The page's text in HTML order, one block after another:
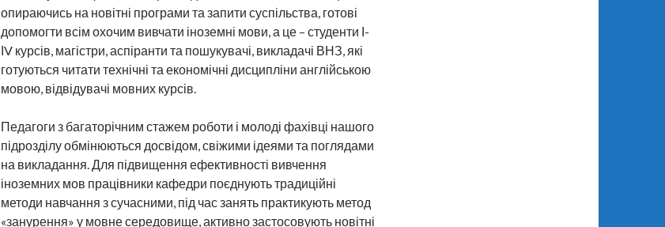
опираючись на новітні програми та запити суспільства, готові
допомогти всім охочим вивчати іноземні мови, а це – студенти І-
ІV курсів, магістри, аспіранти та пошукувачі, викладачі ВНЗ, які
готуються читати технічні та економічні дисципліни англійською
мовою, відвідувачі мовних курсів.
Педагоги з багаторічним стажем роботи і молоді фахівці нашого
підрозділу обмінюються досвідом, свіжими ідеями та поглядами
на викладання. Для підвищення ефективності вивчення
іноземних мов працівники кафедри поєднують традиційні
методи навчання з сучасними, під час занять практикують метод
«занурення» у мовне середовище, активно застосовують новітні